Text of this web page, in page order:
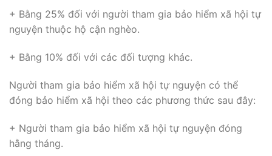
+ Bằng 25% đối với người tham gia bảo hiểm xã hội tự
nguyện thuộc hộ cận nghèo.
+ Bằng 10% đối với các đối tượng khác.
Người tham gia bảo hiểm xã hội tự nguyện có thể
đóng bảo hiểm xã hội theo các phương thức sau đây:
+ Người tham gia bảo hiểm xã hội tự nguyện đóng
hằng tháng.